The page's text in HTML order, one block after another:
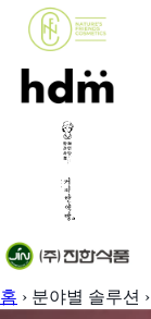
홈 › 분야별 솔루션 ›